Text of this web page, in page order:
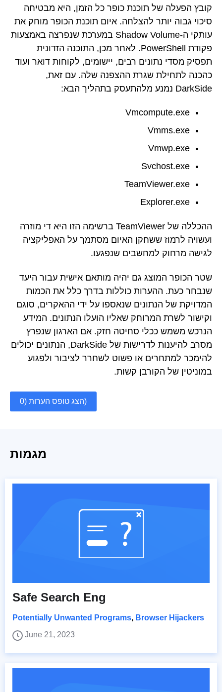
קובץ הפעלה של תוכנת כופר כל הזמן, היא מבטיחה
סיכוי גבוה יותר להצלחה. איום תוכנת הכופר מוחק את
עותקי ה-Shadow Volume במערכת שנפרצה באמצעות
פקודת PowerShell. לאחר מכן, התוכנה הזדונית
תפסיק מסדי נתונים רבים, יישומים, לקוחות דואר ועוד
כהכנה לתחילת שגרת ההצפנה שלה. עם זאת,
DarkSide נמנע מלהתעסק בתהליך הבא:
Vmcompute.exe
Vmms.exe
Vmwp.exe
Svchost.exe
TeamViewer.exe
Explorer.exe
ההכללה של TeamViewer ברשימה הזו היא די מוזרה
ועשויה לרמוז ששחקן האיום מסתמך על האפליקציה
לגישה מרחוק למחשבים שנפגעו.
שטר הכופר המוצג גם יהיה מותאם אישית עבור היעד
שנבחר כעת. ההערות כוללות בדרך כלל את הכמות
המדויקת של הנתונים שנאספו על ידי ההאקרים, סוגם
וקישור לשרת המרוחק שאליו הועלו הנתונים. המידע
הנרכש משמש ככלי סחיטה חזק. אם הארגון שנפרץ
מסרב להיענות לדרישות של DarkSide, הנתונים יכולים
להימכר למתחרים או פשוט לשחרר לציבור ולפגוע
במוניטין של הקורבן קשות.
הצג טופס הערות (0)
מגמות
Safe Search Eng
Potentially Unwanted Programs, Browser Hijackers
June 21, 2023